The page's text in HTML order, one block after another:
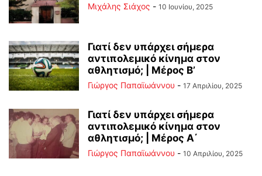
Μιχάλης Σιάχος - 10 Ιουνίου, 2025
Γιατί δεν υπάρχει σήμερα
αντιπολεμικό κίνημα στον
αθλητισμό; | Μέρος Β’
Γιώργος Παπαϊωάννου - 17 Απριλίου, 2025
Γιατί δεν υπάρχει σήμερα
αντιπολεμικό κίνημα στον
αθλητισμό; | Μέρος Α΄
Γιώργος Παπαϊωάννου - 10 Απριλίου, 2025